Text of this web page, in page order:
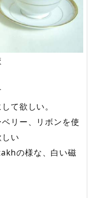
て欲しい。
リー、リボンを使
い
の様な、白い磁